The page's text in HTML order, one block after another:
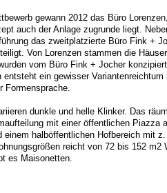
gewann 2012 das Büro
auch der Anlage zugrunde liegt.
das zweitplatzierte Büro Fink +
Von Lorenzen stammen die
vom Büro Fink + Jocher
entsteht ein gewisser Variantenreichtum
Formensprache.
dunkle und helle Klinker. Das
mit einer öffentlichen Piazza
einem halböffentlichen Hofbereich mit
reicht von 72 bis 152 m2
es Maisonetten.